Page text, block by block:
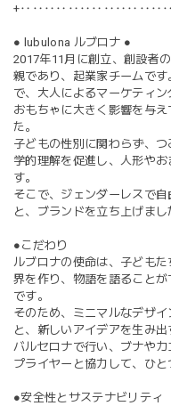
● lubulona ルブロナ ●
2017年11月に創立、創設者
親であり、起業家チームで
で、大人によるマーケティ
おもちゃに大きく影響を与
た。
子どもの性別に関わらず、
学的理解を促進し、人形や
す。
そこで、ジェンダーレスで
と、ブランドを立ち上げまし
●こだわり
ルブロナの使命は、子ども
界を作り、物語を語ること
です。
そのため、ミニマルなデザ
と、新しいアイデアを生み
バルセロナで行い、ブナや
プライヤーと協力して、ひと
●安全性とサステナビリティ